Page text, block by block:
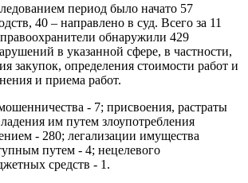
период было начато 57
40 – направлено в суд. Всего за 11
обнаружили 429
в указанной сфере, в частности,
закупок, определения стоимости работ и
и приема работ.
- 7; присвоения, растраты
им путем злоупотребления
- 280; легализации имущества
путем - 4; нецелевого
средств - 1.